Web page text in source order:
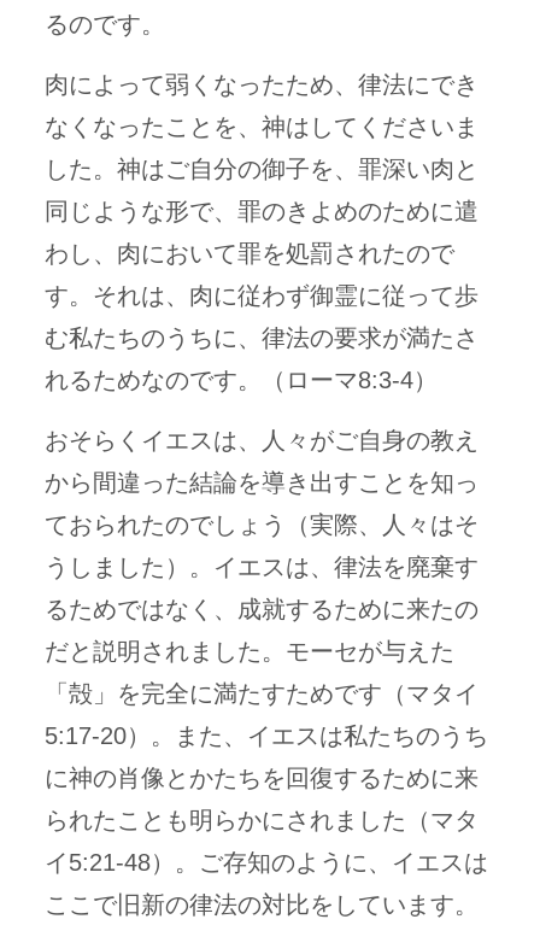
るのです。
肉によって弱くなったため、律法にでき
なくなったことを、神はしてくださいま
した。神はご自分の御子を、罪深い肉と
同じような形で、罪のきよめのために遣
わし、肉において罪を処罰されたので
す。それは、肉に従わず御霊に従って歩
む私たちのうちに、律法の要求が満たさ
れるためなのです。（ローマ8:3-4）
おそらくイエスは、人々がご自身の教え
から間違った結論を導き出すことを知っ
ておられたのでしょう（実際、人々はそ
うしました）。イエスは、律法を廃棄す
るためではなく、成就するために来たの
だと説明されました。モーセが与えた
「殻」を完全に満たすためです（マタイ
5:17-20）。また、イエスは私たちのうち
に神の肖像とかたちを回復するために来
られたことも明らかにされました（マタ
イ5:21-48）。ご存知のように、イエスは
ここで旧新の律法の対比をしています。